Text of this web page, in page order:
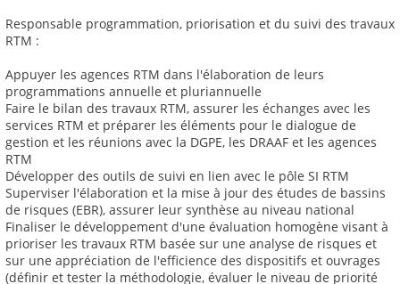
Responsable programmation, priorisation et du suivi des travaux
RTM :
Appuyer les agences RTM dans l'élaboration de leurs
programmations annuelle et pluriannuelle
Faire le bilan des travaux RTM, assurer les échanges avec les
services RTM et préparer les éléments pour le dialogue de
gestion et les réunions avec la DGPE, les DRAAF et les agences
RTM
Développer des outils de suivi en lien avec le pôle SI RTM
Superviser l'élaboration et la mise à jour des études de bassins
de risques (EBR), assurer leur synthèse au niveau national
Finaliser le développement d'une évaluation homogène visant à
prioriser les travaux RTM basée sur une analyse de risques et
sur une appréciation de l'efficience des dispositifs et ouvrages
(définir et tester la méthodologie, évaluer le niveau de priorité